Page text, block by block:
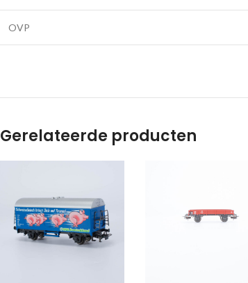
OVP
Gerelateerde producten